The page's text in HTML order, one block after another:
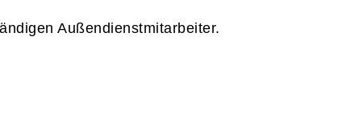
Außendienstmitarbeiter.